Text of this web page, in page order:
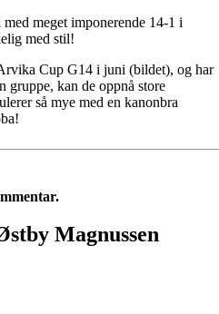
meget imponerende 14-1 i
med stil!
Cup G14 i juni (bildet), og har
gruppe, kan de oppnå store
så mye med en kanonbra
Magnussen